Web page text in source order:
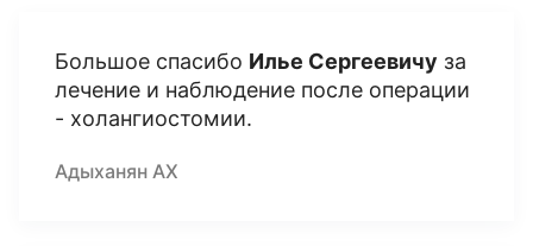
Большое спасибо Илье Сергеевичу за
лечение и наблюдение после операции
- холангиостомии.
Адыханян АХ